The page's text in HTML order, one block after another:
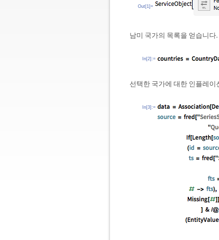
Out[1]=
남미 국가의 목록을 얻습니다.
In[2]:=
선택한 국가에 대한 인플레
In[3]:=